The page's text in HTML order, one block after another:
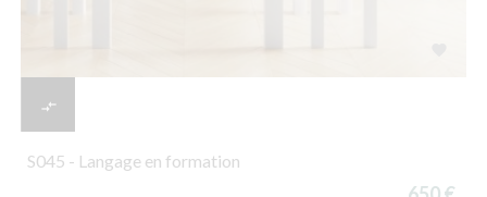

S045 - Langage en formation